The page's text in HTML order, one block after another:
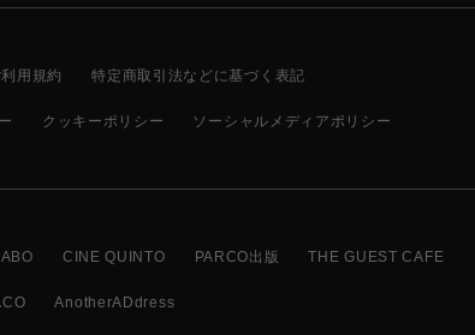
用規約 特定商取引法などに基づく表記
クッキーポリシー ソーシャルメディアポリシー
CINE QUINTO PARCO出版 THE GUEST CAFE
AnotherADdress